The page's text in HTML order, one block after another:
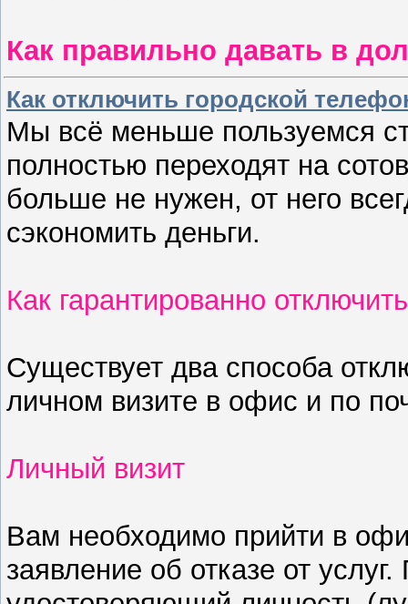
Как правильно давать в
Как отключить городской
Мы всё меньше пользуемся
полностью переходят на
больше не нужен, от него
сэкономить деньги.
Как гарантированно
Существует два способа
личном визите в офис и по
Личный визит
Вам необходимо прийти в
заявление об отказе от